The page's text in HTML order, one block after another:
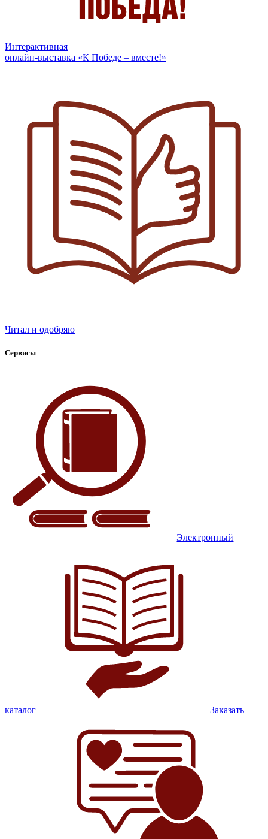
Интерактивная
онлайн-выставка «К Победе – вместе!»
Читал и одобряю
Сервисы
Электронный
каталог Заказать